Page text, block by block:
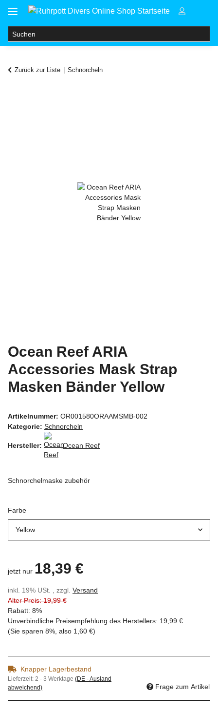
Zurück zur Liste Schnorcheln
Ocean Reef ARIA
Accessories Mask Strap
Masken Bänder Yellow
Artikelnummer: OR001580ORAAMSMB-002
Kategorie: Schnorcheln
Hersteller: Ocean Reef
Schnorchelmaske zubehör
Farbe
Yellow
jetzt nur 18,39 €
inkl. 19% USt. , zzgl. Versand
Alter Preis: 19,99 €
Rabatt: 8%
Unverbindliche Preisempfehlung des Herstellers: 19,99 €
(Sie sparen 8% , also 1,60 €)
Knapper Lagerbestand
Lieferzeit: 2 - 3 Werktage (DE - Ausland
abweichend)
Frage zum Artikel